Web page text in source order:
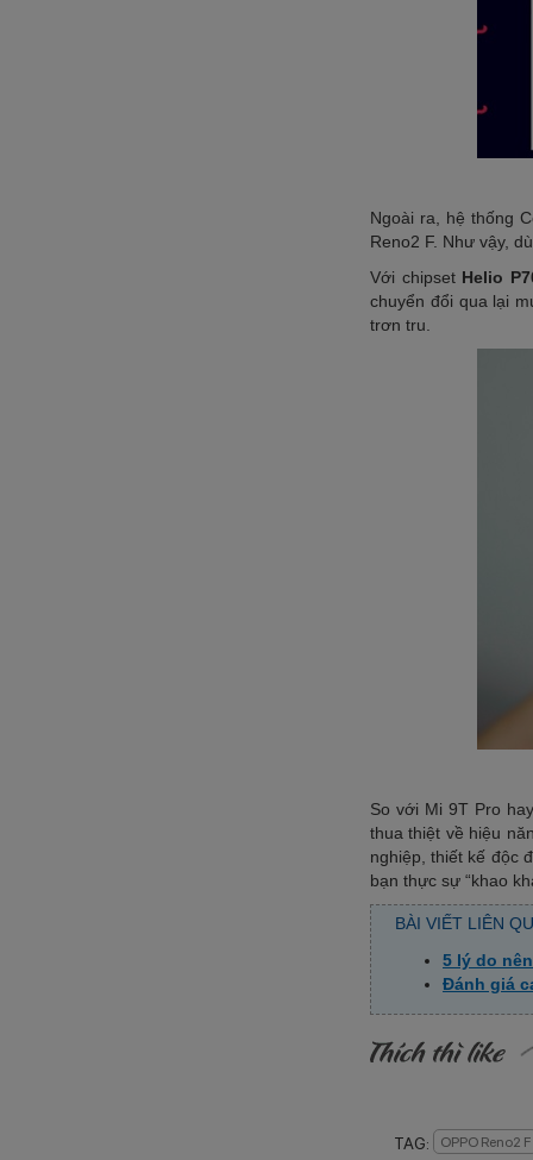
Ngoài ra, hệ thống
Reno2 F. Như vậy,
Với chipset Helio
chuyển đổi qua lại
trơn tru.
So với Mi 9T Pro
thua thiệt về hiệu
nghiệp, thiết kế độc
bạn thực sự “khao
BÀI VIẾT LIÊN
5 lý do
Đánh giá
TAG: OPPO Reno2 F